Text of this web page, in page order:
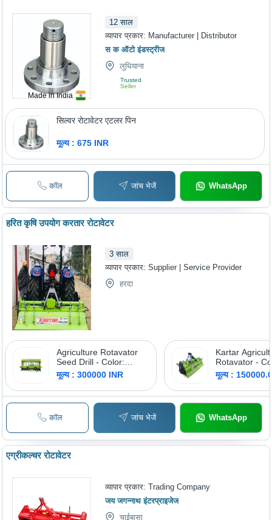
Made in India
12 साल
व्यापार प्रकार: Manufacturer | Distributor
स क ऑटो इंडस्ट्रीज
लुधियाना
Trusted
Seller
सिल्वर रोटावेटर एटलर पिन
मूल्य : 675 INR
कॉल जांच भेजें WhatsApp
हरित कृषि उपयोग करतार रोटावेटर
3 साल
व्यापार प्रकार:Supplier | Service Provider
हरदा
Agriculture Rotavator
Seed Drill - Color:
Green
मूल्य : 300000 INR
Kartar
Rotavator -
Green
मूल्य :
कॉल जांच भेजें WhatsApp
एग्रीकल्चर रोटावेटर
व्यापार प्रकार:Trading Company
जय जगन्नाथ इंटरप्राइजेज
चाईबासा